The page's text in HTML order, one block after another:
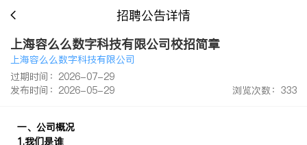
招聘公告详情
上海容么么数字科技有限公司校招简章
上海容么么数字科技有限公司
过期时间：2026-07-29
发布时间：2026-05-29
浏览次数：333
一、公司概况
1.我们是谁